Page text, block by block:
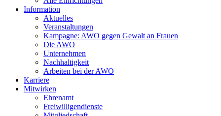
Information
Aktuelles
Veranstaltungen
Kampagne: AWO gegen Gewalt an Frauen
Die AWO
Unternehmen
Nachhaltigkeit
Arbeiten bei der AWO
Karriere
Mitwirken
Ehrenamt
Freiwilligendienste